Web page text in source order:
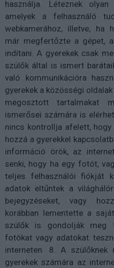
használja. Léteznek olyan
amelyek a felhasználó
webkamerához, illetve, ha
már megfertőzte a gépet,
indítani. A gyerekek csak
szülők által is ismert
való kommunikációra
gyerekek a közösségi
megosztott tartalmakat
ismerősei számára is
nincs kontrollja afelett,
hozzá a gyerekkel
információ örök, az
senki, hogy ha egy fotót,
teljes felhasználói fiókját
adatok eltűntek a
bejegyzéseket, vagy
korábban lementette a
szülők is gondolják meg
fotókat vagy adatokat
interneten. 8. A
gyerekek számára az